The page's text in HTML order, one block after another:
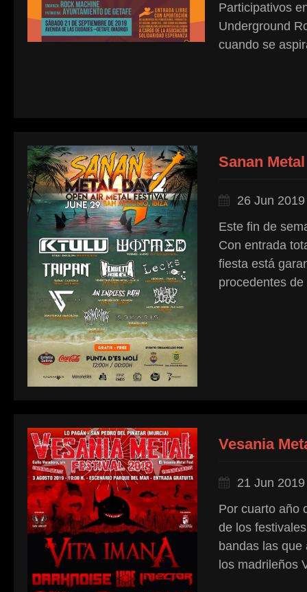
Participativos
Underground
cuando se
Sanan
26 Jun 2019
Este fin de
Con entrada
fiesta está
procedentes
Vesania
21 Jun 2019
Por cuarto año
de los
bandas las
los madrileños